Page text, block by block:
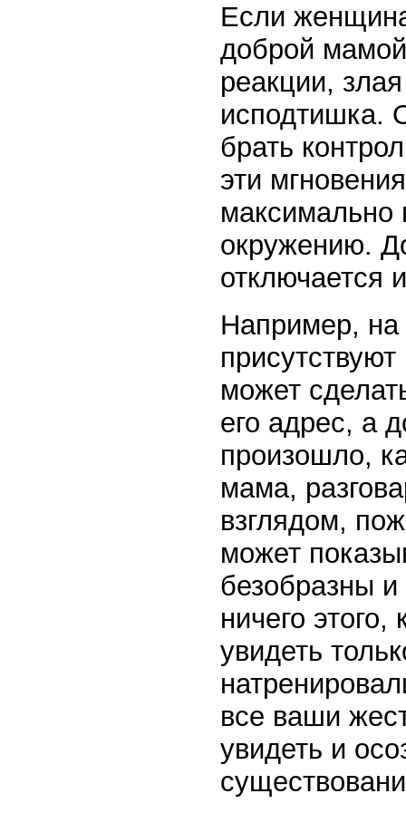
Если
доброй мамой
реакции,
исподтишка.
брать
эти
максимально
окружению.
отключается
Например, на
может
его адрес, а
произошло,
мама,
взглядом,
может
безобразны
ничего
увидеть
все ваши
увидеть и